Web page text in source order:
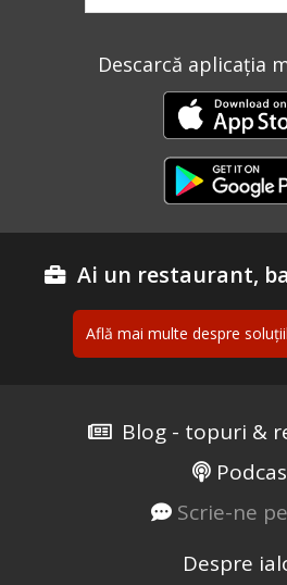
Descarcă aplicația
Ai un restaurant,
Află mai multe despre
Blog - topuri &
Scrie-ne
Despre